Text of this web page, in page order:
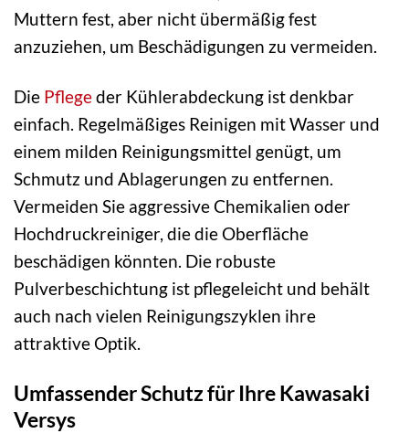
Muttern fest, aber nicht übermäßig fest
anzuziehen, um Beschädigungen zu vermeiden.
Die Pflegeder Kühlerabdeckung ist denkbar
einfach. Regelmäßiges Reinigen mit Wasser und
einem milden Reinigungsmittel genügt, um
Schmutz und Ablagerungen zu entfernen.
Vermeiden Sie aggressive Chemikalien oder
Hochdruckreiniger, die die Oberfläche
beschädigen könnten. Die robuste
Pulverbeschichtung ist pflegeleicht und behält
auch nach vielen Reinigungszyklen ihre
attraktive Optik.
Umfassender Schutz für Ihre Kawasaki
Versys